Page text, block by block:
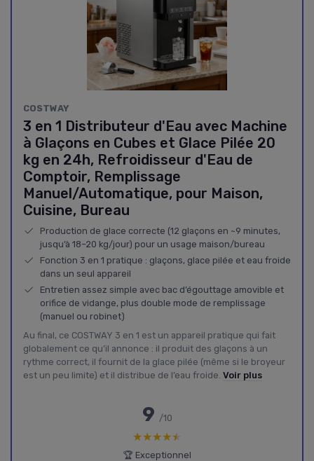
COSTWAY
3 en 1 Distributeur d'Eau avec Machine
à Glaçons en Cubes et Glace Pilée 20
kg en 24h, Refroidisseur d'Eau de
Comptoir, Remplissage
Manuel/Automatique, pour Maison,
Cuisine, Bureau
Production de glace correcte (12 glaçons en ~9 minutes,
jusqu’à 18–20 kg/jour) pour un usage maison/bureau
Fonction 3 en 1 pratique : glaçons, glace pilée et eau froide
dans un seul appareil
Entretien assez simple avec bac d’égouttage amovible et
orifice de vidange, plus double mode de remplissage
(manuel ou robinet)
Au final, ce COSTWAY 3 en 1 est un appareil pratique qui fait
globalement ce qu’il annonce : il produit des glaçons à un
rythme correct, il fournit de la glace pilée (même si le broyeur
est un peu limite) et il distribue de l’eau froide. Voir plus
9 /10
★★★★★
★★★★★
🏆 Exceptionnel